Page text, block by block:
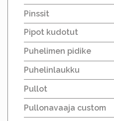
Pinssit
Pipot kudotut
Puhelimen pidike
Puhelinlaukku
Pullot
Pullonavaaja custom